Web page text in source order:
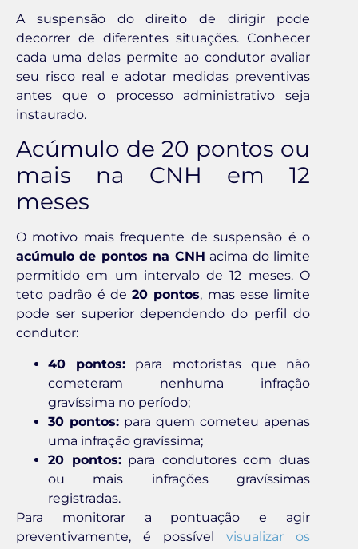
A suspensão do direito de dirigir pode
decorrer de diferentes situações. Conhecer
cada uma delas permite ao condutor avaliar
seu risco real e adotar medidas preventivas
antes que o processo administrativo seja
instaurado.
Acúmulo de 20 pontos ou
mais na CNH em 12
meses
O motivo mais frequente de suspensão é o
acúmulo de pontos na CNH acima do limite
permitido em um intervalo de 12 meses. O
teto padrão é de 20 pontos, mas esse limite
pode ser superior dependendo do perfil do
condutor:
40 pontos: para motoristas que não
cometeram nenhuma infração
gravíssima no período;
30 pontos: para quem cometeu apenas
uma infração gravíssima;
20 pontos:para condutores com duas
ou mais infrações gravíssimas
registradas.
Para monitorar a pontuação e agir
preventivamente, é possível visualizar os